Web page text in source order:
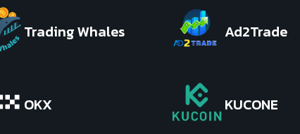
Trading Whales Ad2Trade
OKX KUCONE